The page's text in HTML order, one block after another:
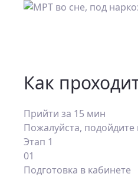
Как
Прийти за 15 мин
Пожалуйста,
Этап 1
01
Подготовка в кабинете